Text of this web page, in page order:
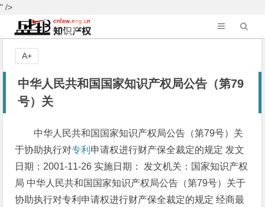
" />
中华人民共和国国家知识产权局公告（第79
号）关
中华人民共和国国家知识产权局公告（第79号）关
于协助执行对专利 申请权进行财产保全裁定的规定 发文
日期：2001-11-26 实施日期： 发文机关：国家知识产权
局 中华人民共和国国家知识产权局公告（第79号）关于
协助执行对专利申请权进行财产保全裁定的规定 经商最
A+